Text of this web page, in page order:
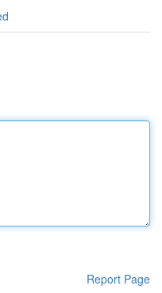
Report Page